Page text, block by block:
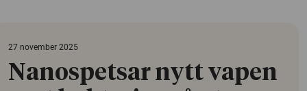
27 november 2025
Nanospetsar nytt vapen